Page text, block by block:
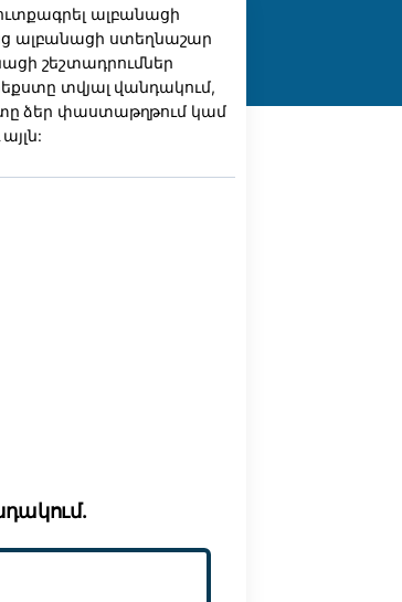
ալբանացի
ալբանացի ստեղնաշար
շեշտադրումներ
տվյալ վանդակում,
ձեր փաստաթղթում կամ